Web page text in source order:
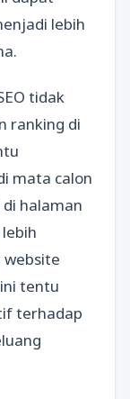
lebih
tidak
ranking di
mata calon
halaman
tentu
terhadap